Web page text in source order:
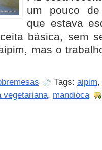
um pouco de
que estava
básica, sem
mas o
Tags: aipim,
vegetariana, mandioca